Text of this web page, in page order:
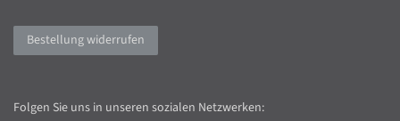
Bestellung widerrufen
Folgen Sie uns in unseren sozialen Netzwerken: